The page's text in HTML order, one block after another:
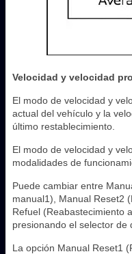
Velocidad y velocidad
El modo de velocidad y
actual del vehículo y la
último restablecimiento.
El modo de velocidad y
modalidades de
Puede cambiar entre
manual1), Manual Reset2
Refuel (Reabastecimiento
presionando el selector de
La opción Manual Reset1